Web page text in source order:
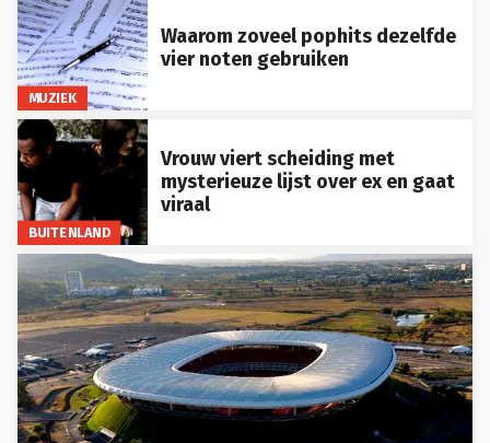
MUZIEK
Waarom zoveel pophits dezelfde
vier noten gebruiken
BUITENLAND
Vrouw viert scheiding met
mysterieuze lijst over ex en gaat
viraal